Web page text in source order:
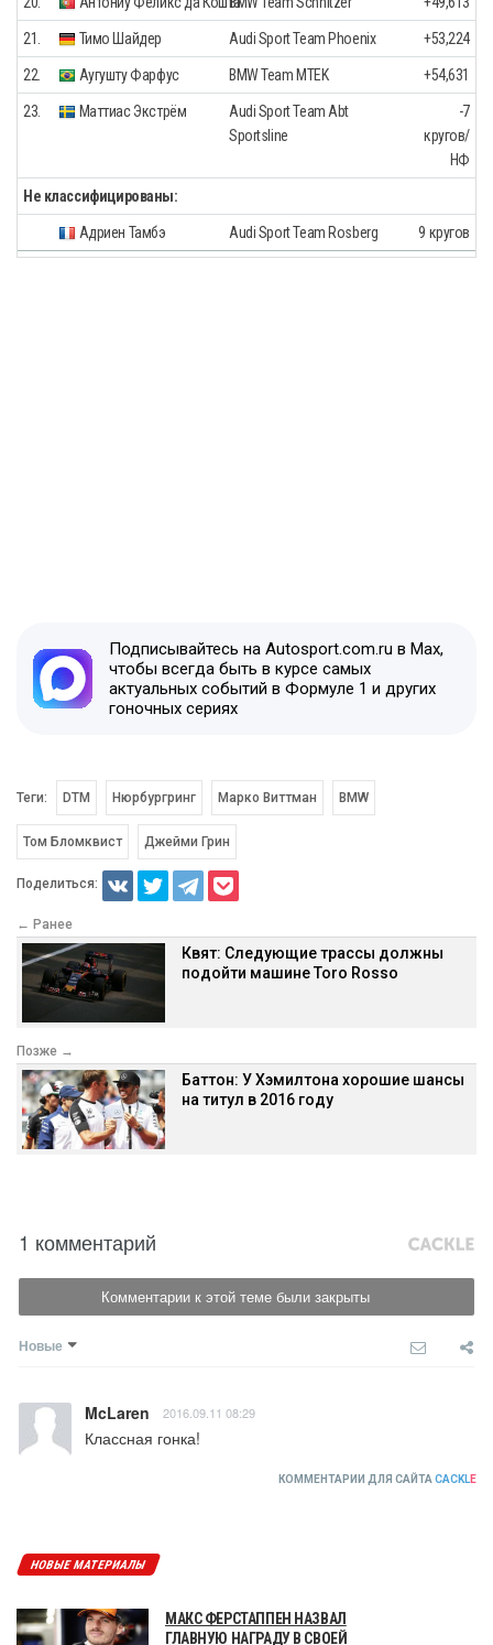
21. Тимо Шайдер Audi Sport Team Phoenix +53,224
22. Аугушту Фарфус BMW Team MTEK +54,631
23. Маттиас Экстрём
Audi Sport Team Abt
Sportsline
-7
кругов/
НФ
Не классифицированы:
Адриен Тамбэ Audi Sport Team Rosberg 9 кругов
Подписывайтесь на Autosport.com.ru в Max,
чтобы всегда быть в курсе самых
актуальных событий в Формуле 1 и других
гоночных сериях
Теги: DTM Нюрбургринг Марко Виттман BMW
Том Бломквист Джейми Грин
Поделиться:
← Ранее
Квят: Следующие трассы должны
подойти машине Toro Rosso
Позже →
Баттон: У Хэмилтона хорошие шансы
на титул в 2016 году
1 комментарий
Комментарии к этой теме были закрыты
Новые
McLaren 2016.09.11 08:29
Классная гонка!
КОММЕНТАРИИ ДЛЯ САЙТА CACKLE
НОВЫЕ МАТЕРИАЛЫ
МАКС ФЕРСТАППЕН НАЗВАЛ
ГЛАВНУЮ НАГРАДУ В СВОЕЙ